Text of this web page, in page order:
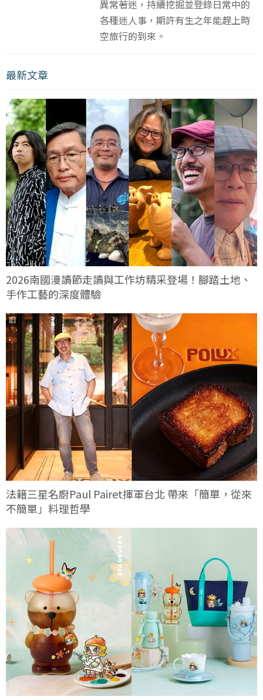
異常著迷，持續挖掘並登錄日常中的
各種迷人事，期許有生之年能趕上時
空旅行的到來。
最新文章
2026南國漫讀節走讀與工作坊精采登場！腳踏土地、
手作工藝的深度體驗
法籍三星名廚Paul Pairet揮軍台北 帶來「簡單，從來
不簡單」料理哲學